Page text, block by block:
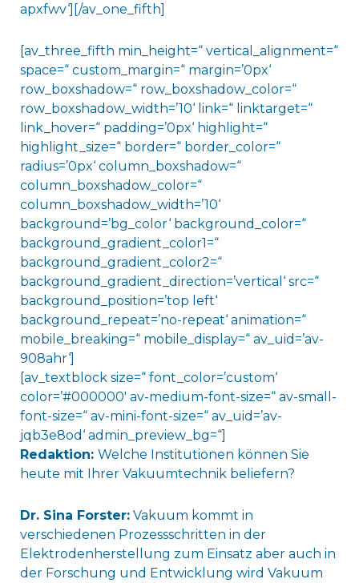
apxfwv‘][/av_one_fifth]
[av_three_fifth min_height=“ vertical_alignment=“
space=“ custom_margin=“ margin=’0px‘
row_boxshadow=“ row_boxshadow_color=“
row_boxshadow_width=’10‘ link=“ linktarget=“
link_hover=“ padding=’0px‘ highlight=“
highlight_size=“ border=“ border_color=“
radius=’0px‘ column_boxshadow=“
column_boxshadow_color=“
column_boxshadow_width=’10‘
background=’bg_color‘ background_color=“
background_gradient_color1=“
background_gradient_color2=“
background_gradient_direction=’vertical‘ src=“
background_position=’top left‘
background_repeat=’no-repeat‘ animation=“
mobile_breaking=“ mobile_display=“ av_uid=’av-
908ahr‘]
[av_textblock size=“ font_color=’custom‘
color=’#000000′ av-medium-font-size=“ av-small-
font-size=“ av-mini-font-size=“ av_uid=’av-
jqb3e8od‘ admin_preview_bg=“]
Redaktion: Welche Institutionen können Sie
heute mit Ihrer Vakuumtechnik beliefern?
Dr. Sina Forster:Vakuum kommt in
verschiedenen Prozessschritten in der
Elektrodenherstellung zum Einsatz aber auch in
der Forschung und Entwicklung wird Vakuum